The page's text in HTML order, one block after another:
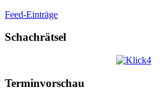
Feed-Einträge
Schachrätsel
Terminvorschau